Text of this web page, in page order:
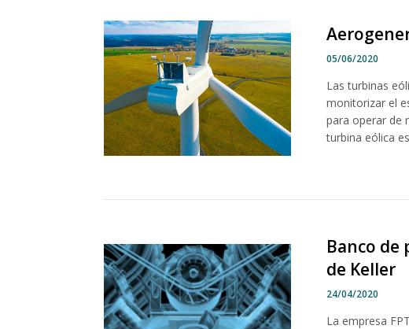
05/06/2020
Las turbinas
monitorizar el
para operar de
turbina eólica
Banco de
de Keller
24/04/2020
La empresa